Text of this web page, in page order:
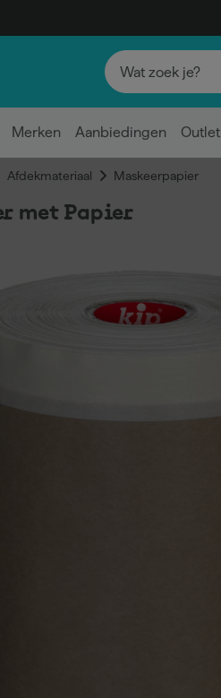
Merken Aanbiedingen Outlet
Afdekmateriaal Maskeerpapier
met Papier